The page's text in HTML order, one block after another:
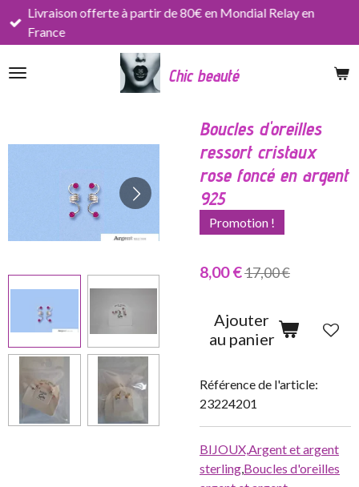
Passer
principal
Chic beauté
Livraison offerte à partir de 80€ en Mondial Relay en
France
Boucles d'oreilles
ressort cristaux
rose foncé en argent
925
Promotion !
8,00 €17,00 €
Ajouter
au panier
Référence de l'article:
23224201
BIJOUX,Argent et argent
sterling,Boucles d'oreilles